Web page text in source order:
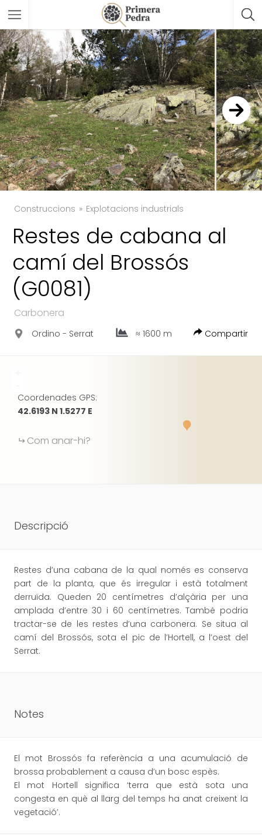
Construccions Explotacions industrials
Restes de cabana al
camí del Brossós
(G0081)
Carbonera
Ordino - Serrat ≈ 1600 m Compartir
FACEBOOK
Coordenades GPS:
42.6193 N 1.5277 E
Com anar-hi?
Descripció
Restes d’una cabana de la qual només es conserva
part de la planta, que és irregular i està totalment
derruïda. Queden 20 centímetres d’alçària per una
amplada d’entre 30 i 60 centímetres. També podria
tractar-se de les restes d’una carbonera. Se situa al
camí del Brossós, sota el pic de l’Hortell, a l’oest del
Serrat.
Notes
El mot Brossós fa referència a una acumulació de
brossa probablement a causa d’un bosc espès.
El mot Hortell significa ‘terra que està sota una
congesta en què al llarg del temps ha anat creixent la
vegetació’.